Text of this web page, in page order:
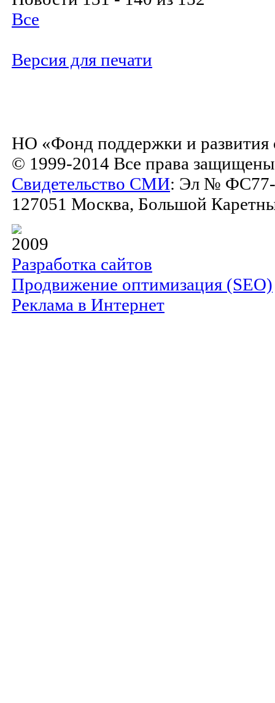
Все
Версия для печати
НО «Фонд поддержки и развития
© 1999-2014 Все права
Свидетельство СМИ: Эл № ФС77-
127051 Москва, Большой
2009
Разработка сайтов
Продвижение оптимизация (SEO)
Реклама в Интернет